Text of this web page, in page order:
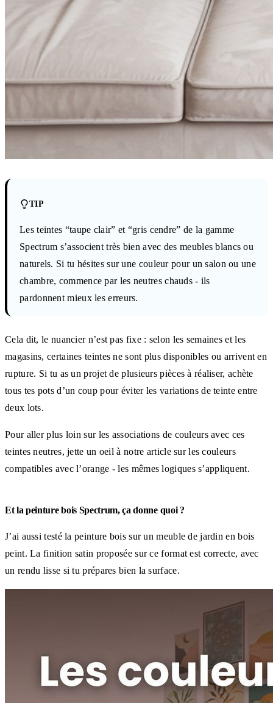
TIP
Les teintes “taupe clair” et “gris cendre” de la gamme
Spectrum s’associent très bien avec des meubles blancs ou
naturels. Si tu hésites sur une couleur pour un salon ou une
chambre, commence par les neutres chauds - ils
pardonnent mieux les erreurs.
Cela dit, le nuancier n’est pas fixe : selon les semaines et les
magasins, certaines teintes ne sont plus disponibles ou arrivent en
rupture. Si tu as un projet de plusieurs pièces à réaliser, achète
tous tes pots d’un coup pour éviter les variations de teinte entre
deux lots.
Pour aller plus loin sur les associations de couleurs avec ces
teintes neutres, jette un oeil à notre article sur les couleurs
compatibles avec l’orange - les mêmes logiques s’appliquent.
Et la peinture bois Spectrum, ça donne quoi ?
J’ai aussi testé la peinture bois sur un meuble de jardin en bois
peint. La finition satin proposée sur ce format est correcte, avec
un rendu lisse si tu prépares bien la surface.